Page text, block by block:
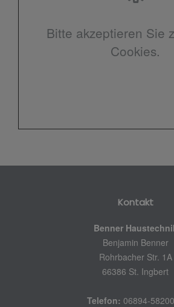
Bitte akzeptieren Sie
Cookies.
Kontakt
Benner
Benjamin Benner
Rohrbacher Str. 1A
66386 St. Ingbert
Telefon: 06894-